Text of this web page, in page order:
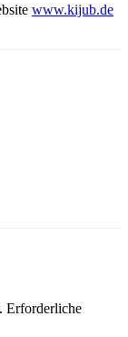
www.kijub.de
Erforderliche